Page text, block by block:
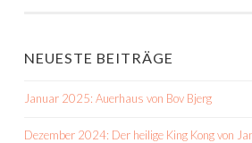
NEUESTE BEITRÄGE
Januar 2025: Auerhaus von Bov Bjerg
Dezember 2024: Der heilige King Kong von